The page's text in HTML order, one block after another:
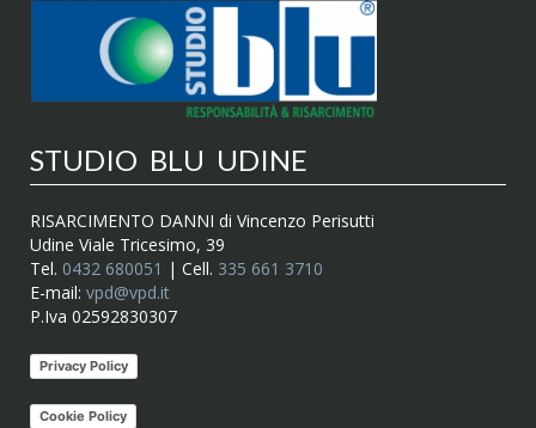
STUDIO BLU UDINE
RISARCIMENTO DANNI di Vincenzo Perisutti
Udine Viale Tricesimo, 39
Tel. 0432 680051 | Cell. 335 661 3710
E-mail: vpd@vpd.it
P.Iva 02592830307
Privacy Policy
Cookie Policy